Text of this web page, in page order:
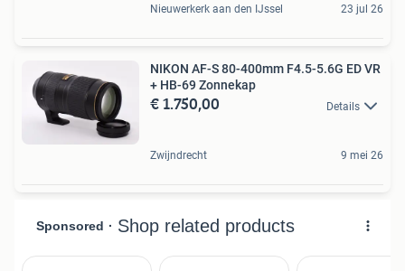
Nieuwerkerk aan den IJssel 23 jul 26
NIKON AF-S 80-400mm F4.5-5.6G ED VR
+ HB-69 Zonnekap
€ 1.750,00 Details
Zwijndrecht 9 mei 26